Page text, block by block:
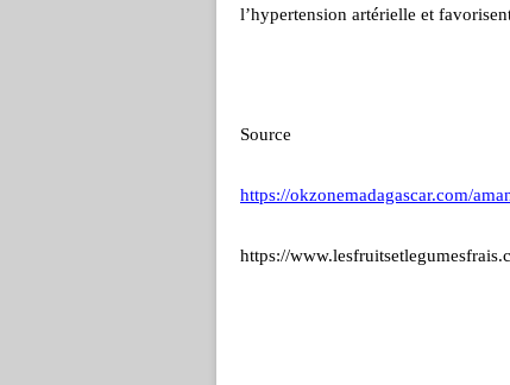
l’hypertension artérielle et
Source
https://okzonemadagascar.com/
https://